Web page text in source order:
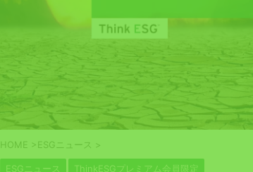
HOME >ESGニュース >
ESGニュース ThinkESGプレミアム会員限定